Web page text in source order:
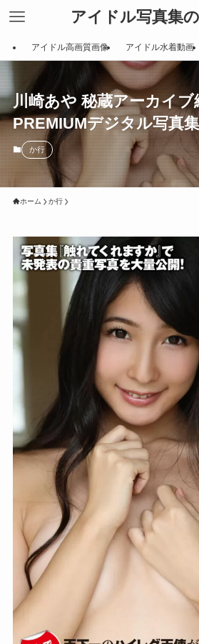
アイドル写真集
アイドル高画質画像 アイドル水着動画
川崎あや 秘蔵アーカイブ
PREMIUMデジタル写真集
か行
ホーム か行